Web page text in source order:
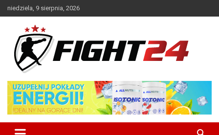
Skip
to
niedziela, 9 sierpnia, 2026
FIGHT24.PL – MMA i K-1, UFC